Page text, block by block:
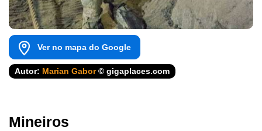
Ver no mapa do Google
Autor: Marian Gabor© gigaplaces.com
Mineiros